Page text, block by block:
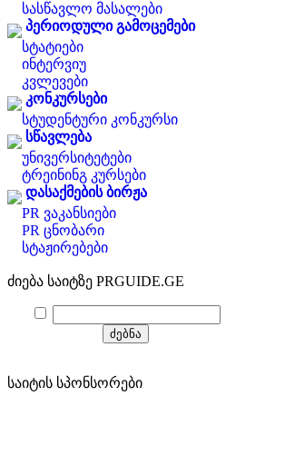
სასწავლო მასალები
პერიოდული გამოცემები
სტატიები
ინტერვიუ
კვლევები
კონკურსები
სტუდენტური კონკურსი
სწავლება
უნივერსიტეტები
ტრეინინგ კურსები
დასაქმების ბირჟა
PR ვაკანსიები
PR ცნობარი
სტაჟირებები
ძიება საიტზე PRGUIDE.GE
საიტის სპონსორები